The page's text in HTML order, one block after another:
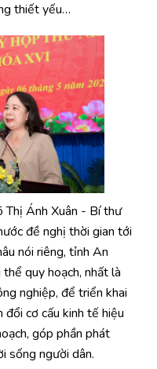
thiết yếu…
Thị Ánh Xuân - Bí thư
đề nghị thời gian tới
nói riêng, tỉnh An
quy hoạch, nhất là
nghiệp, để triển khai
đổi cơ cấu kinh tế hiệu
góp phần phát
sống người dân.